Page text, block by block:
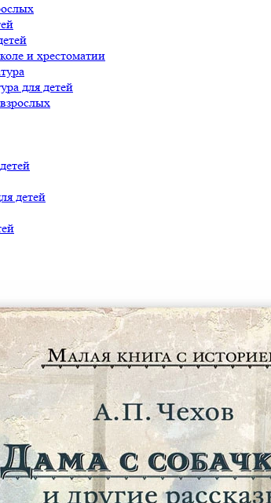
и хрестоматии
для детей
детей